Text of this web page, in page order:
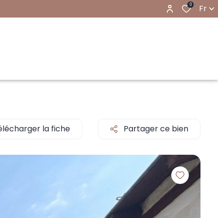
0 Fr
la fiche Partager ce bien